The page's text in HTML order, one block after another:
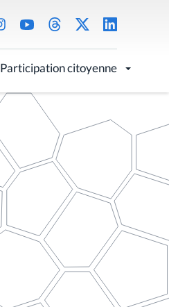
Participation citoyenne